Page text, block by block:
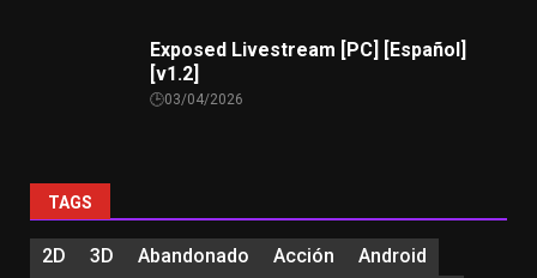
Exposed Livestream [PC] [Español]
[v1.2]
03/04/2026
TAGS
2D 3D Abandonado Acción
Android